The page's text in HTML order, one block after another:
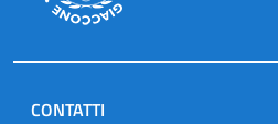
CONTATTI